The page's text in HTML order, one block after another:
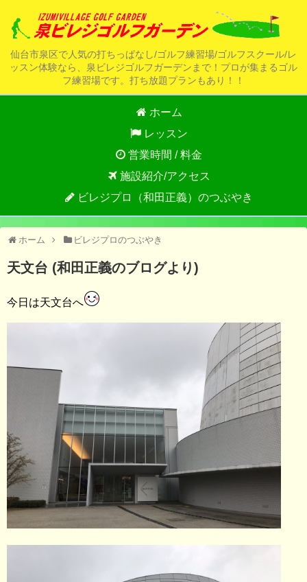
仙台市泉区で人気の打ちっぱなし/ゴルフ練習場/ゴルフスクール/レ
ッスン体験なら、泉ビレジゴルフガーデンまで！プロが集まるゴル
フ練習場です。打ち放題プランもあり！！
ホーム
レッスン
営業時間 / 料金
施設紹介/アクセス
ビレジプロ（和田正義）のつぶやき
ホーム ビレジプロのつぶやき
天文台 (和田正義のブログより)
今日は天文台へ